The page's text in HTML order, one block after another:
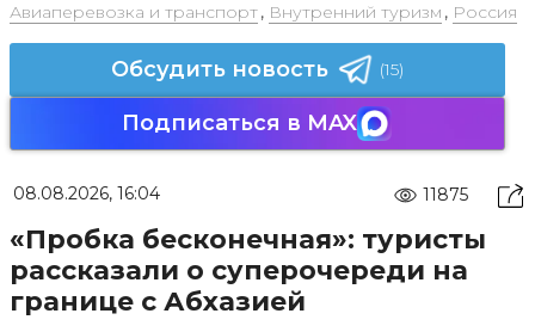
Авиаперевозка и транспорт, Внутренний туризм , Россия
Обсудить новость (15)
Подписаться в MAX
08.08.2026, 16:04 11875
«Пробка бесконечная»: туристы
рассказали о суперочереди на
границе с Абхазией